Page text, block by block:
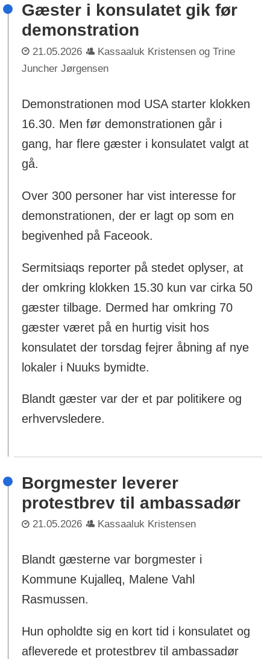
Gæster i konsulatet gik før
demonstration
21.05.2026
Kassaaluk Kristensen og Trine
Juncher Jørgensen
Demonstrationen mod USA starter klokken
16.30. Men før demonstrationen går i
gang, har flere gæster i konsulatet valgt at
gå.
Over 300 personer har vist interesse for
demonstrationen, der er lagt op som en
begivenhed på Faceook.
Sermitsiaqs reporter på stedet oplyser, at
der omkring klokken 15.30 kun var cirka 50
gæster tilbage. Dermed har omkring 70
gæster været på en hurtig visit hos
konsulatet der torsdag fejrer åbning af nye
lokaler i Nuuks bymidte.
Blandt gæster var der et par politikere og
erhvervsledere.
Borgmester leverer
protestbrev til ambassadør
21.05.2026 Kassaaluk Kristensen
Blandt gæsterne var borgmester i
Kommune Kujalleq, Malene Vahl
Rasmussen.
Hun opholdte sig en kort tid i konsulatet og
afleverede et protestbrev til ambassadør